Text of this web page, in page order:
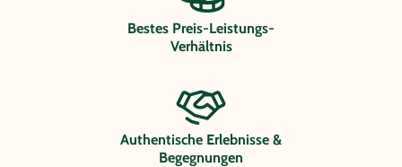
Bestes Preis-Leistungs-
Verhältnis
Authentische Erlebnisse &
Begegnungen